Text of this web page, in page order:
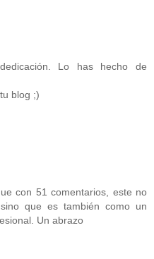
Lo has hecho de
blog ;)
con 51 comentarios, este no
que es también como un
Un abrazo